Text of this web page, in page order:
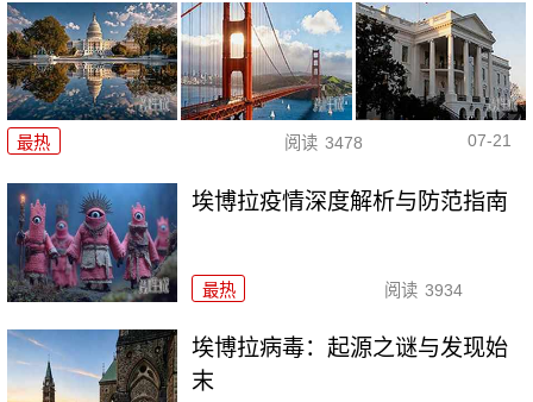
最热 阅读 3478 07-21
埃博拉疫情深度解析与防范指南
最热 阅读 3934
埃博拉病毒：起源之谜与发现始
末